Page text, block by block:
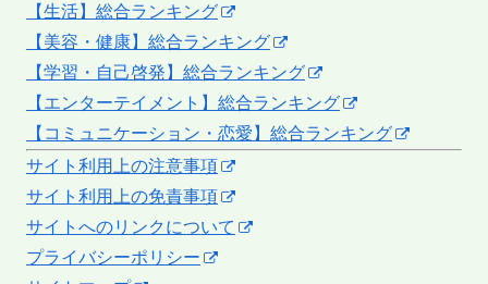
【生活】総合ランキング
【美容・健康】総合ランキング
【学習・自己啓発】総合ランキング
【エンターテイメント】総合ランキング
【コミュニケーション・恋愛】総合ランキング
サイト利用上の注意事項
サイト利用上の免責事項
サイトへのリンクについて
プライバシーポリシー